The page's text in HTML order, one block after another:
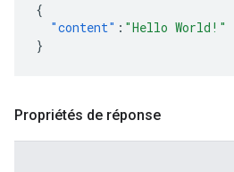
{
"content" : "Hello World!"
}
Propriétés de réponse